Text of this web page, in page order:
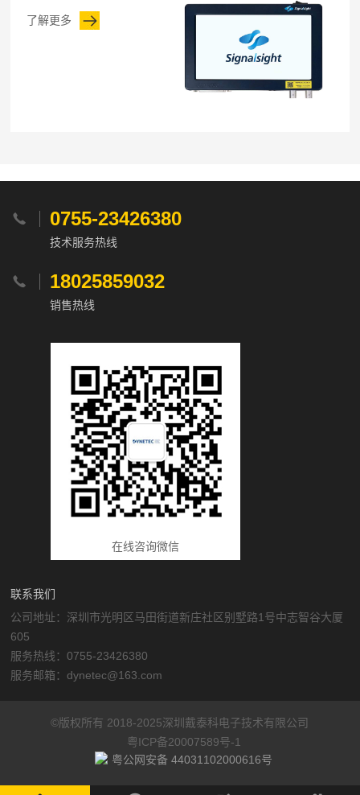
了解更多
 0755-23426380
技术服务热线
 18025859032
销售热线
在线咨询微信
联系我们
公司地址：深圳市光明区马田街道新庄社区别墅路1号中志智谷大厦
605
服务热线：0755-23426380
服务邮箱：dynetec@163.com
©版权所有 2018-2025深圳戴泰科电子技术有限公司
粤ICP备20007589号-1
粤公网安备 44031102000616号